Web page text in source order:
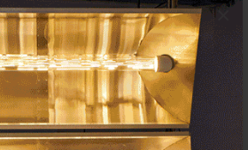
×
Thyssen-
presenta el
presencia’ 2026